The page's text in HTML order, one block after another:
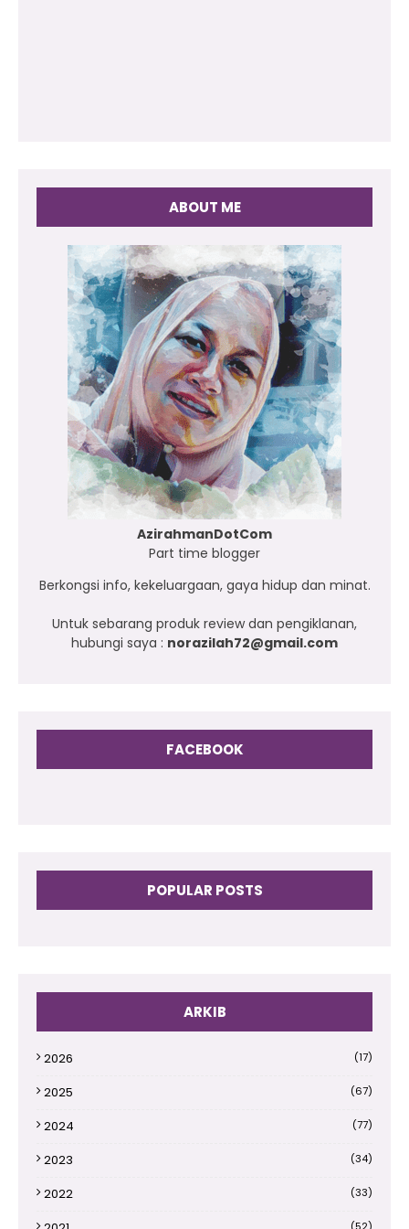
ABOUT ME
AzirahmanDotCom
Part time blogger
Berkongsi info, kekeluargaan, gaya hidup dan minat.
Untuk sebarang produk review dan pengiklanan,
hubungi saya : norazilah72@gmail.com
FACEBOOK
POPULAR POSTS
ARKIB
2026 (17)
2025 (67)
2024 (77)
2023 (34)
2022 (33)